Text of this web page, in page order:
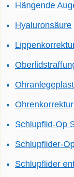
Hängende
Hyaluronsäure
Schlupflid-Op
Schlupflider-
Schlupflider